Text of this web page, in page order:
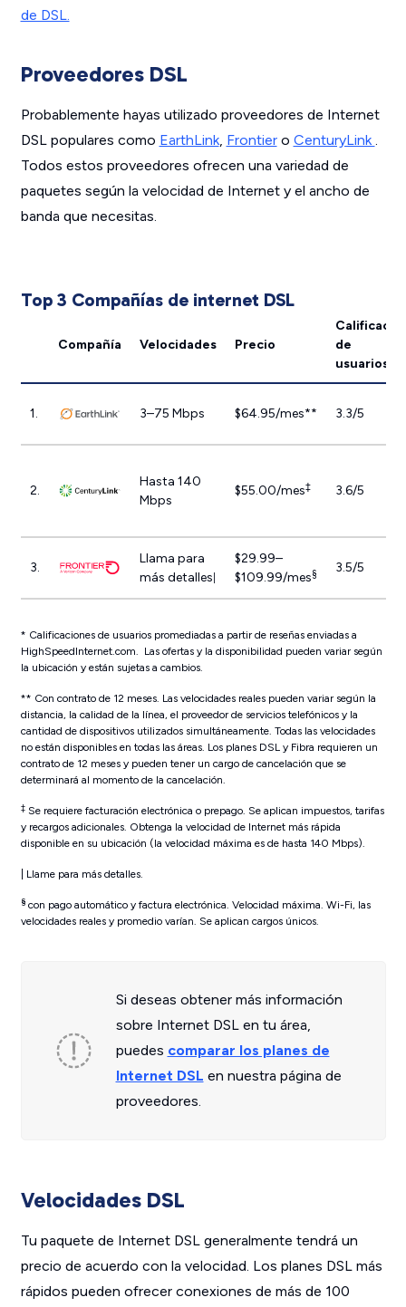
de DSL.
Proveedores DSL
Probablemente hayas utilizado proveedores de Internet
DSL populares como EarthLink, Frontiero CenturyLink.
Todos estos proveedores ofrecen una variedad de
paquetes según la velocidad de Internet y el ancho de
banda que necesitas.
Top 3 Compañías de internet DSL
Compañía Velocidades Precio
de
usuarios
1. 3–75 Mbps $64.95/mes** 3.3/5
2.
Hasta 140
Mbps
$55.00/mes‡ 3.6/5
3.
Llama para
más detalles
$29.99–
$109.99/mes§ 3.5/5
* Calificaciones de usuarios promediadas a partir de reseñas enviadas a
HighSpeedInternet.com. Las ofertas y la disponibilidad pueden variar según
la ubicación y están sujetas a cambios.
** Con contrato de 12 meses. Las velocidades reales pueden variar según la
distancia, la calidad de la línea, el proveedor de servicios telefónicos y la
cantidad de dispositivos utilizados simultáneamente. Todas las velocidades
no están disponibles en todas las áreas. Los planes DSL y Fibra requieren un
contrato de 12 meses y pueden tener un cargo de cancelación que se
determinará al momento de la cancelación.
‡Se requiere facturación electrónica o prepago. Se aplican impuestos, tarifas
y recargos adicionales. Obtenga la velocidad de Internet más rápida
disponible en su ubicación (la velocidad máxima es de hasta 140 Mbps).
| Llame para más detalles.
§ con pago automático y factura electrónica. Velocidad máxima. Wi-Fi, las
velocidades reales y promedio varían. Se aplican cargos únicos.
Si deseas obtener más información
sobre Internet DSL en tu área,
puedes comparar los planes de
Internet DSL en nuestra página de
proveedores.
Velocidades DSL
Tu paquete de Internet DSL generalmente tendrá un
precio de acuerdo con la velocidad. Los planes DSL más
rápidos pueden ofrecer conexiones de más de 100